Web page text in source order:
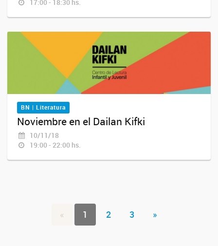
17:00 - 18:30 hs.
BN | Literatura
Noviembre en el Dailan Kifki
10/11/18
19:00 - 22:00 hs.
« 1 2 3 »